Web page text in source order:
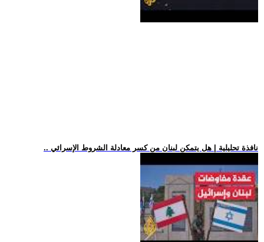
.. نافذة تحليلية | هل يتمكن لبنان من كسر معادلة الشروط الإسرائي